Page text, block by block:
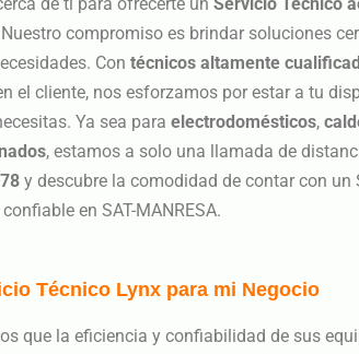
de ti para ofrecerte un Servicio Técnico
compromiso es brindar soluciones
Con técnicos altamente
el cliente, nos esforzamos por estar a tu
Ya sea para electrodomésticos,
, estamos a solo una llamada de
y descubre la comodidad de contar con un
en SAT-MANRESA.
Técnico Lynx para mi Negocio
que la eficiencia y confiabilidad de sus